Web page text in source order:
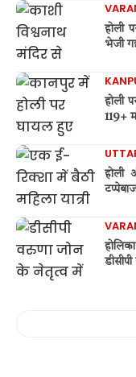
होली
भेजी
होली
119+
होली